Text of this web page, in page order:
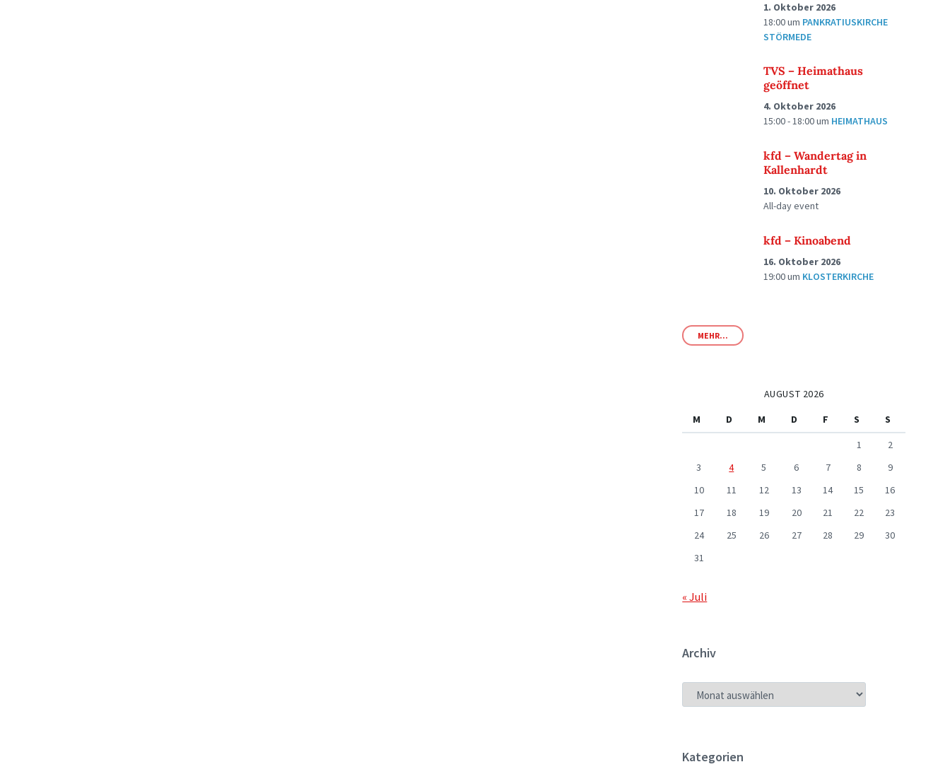
1. Oktober 2026
18:00um PANKRATIUSKIRCHE
STÖRMEDE
TVS – Heimathaus
geöffnet
4. Oktober 2026
15:00 - 18:00um HEIMATHAUS
kfd – Wandertag in
Kallenhardt
10. Oktober 2026
All-day event
kfd – Kinoabend
16. Oktober 2026
19:00um KLOSTERKIRCHE
MEHR...
AUGUST 2026
M
D M D F S
S
1
2
3
4 5 6 7 8
9
10
11 12 13 14 15
16
17
18 19 20 21 22
23
24
25 26 27 28 29
30
31
« Juli
Archiv
ARCHIV
Kategorien